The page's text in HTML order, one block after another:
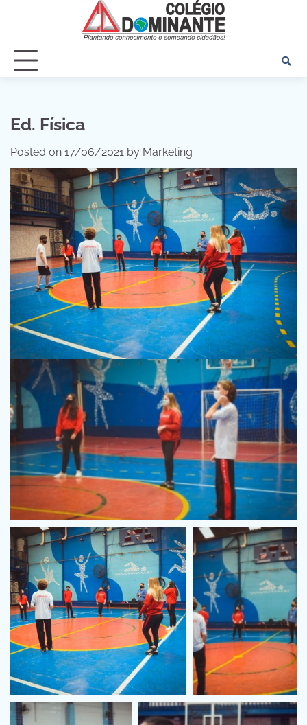
Ed. Física
Posted on 17/06/2021 by Marketing